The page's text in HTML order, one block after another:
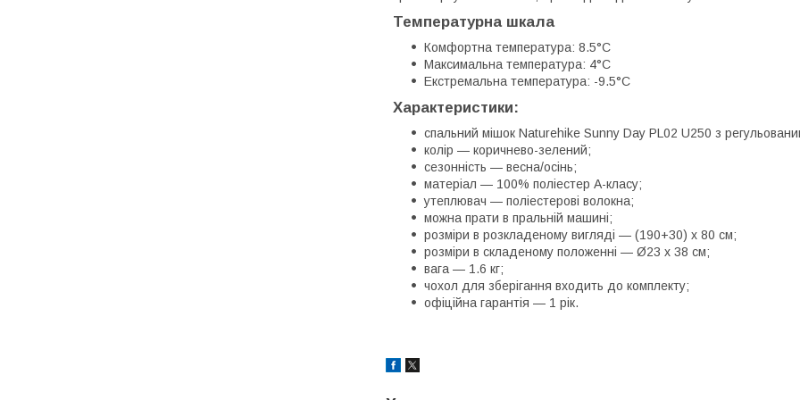
Температурна шкала
Комфортна температура: 8.5°C
Максимальна температура: 4°C
Екстремальна температура: -9.5°C
Характеристики:
спальний мішок Naturehike Sunny Day PL02 U250 з
колір — коричнево-зелений;
сезонність — весна/осінь;
матеріал — 100% поліестер А-класу;
утеплювач — поліестерові волокна;
можна прати в пральній машині;
розміри в розкладеному вигляді — (190+30) х 80 см;
розміри в складеному положенні — Ø23 х 38 см;
вага — 1.6 кг;
чохол для зберігання входить до комплекту;
офіційна гарантія — 1 рік.